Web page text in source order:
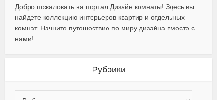
Добро пожаловать на портал Дизайн комнаты! Здесь вы
найдете коллекцию интерьеров квартир и отдельных
комнат. Начните путешествие по миру дизайна вместе с
нами!
Рубрики